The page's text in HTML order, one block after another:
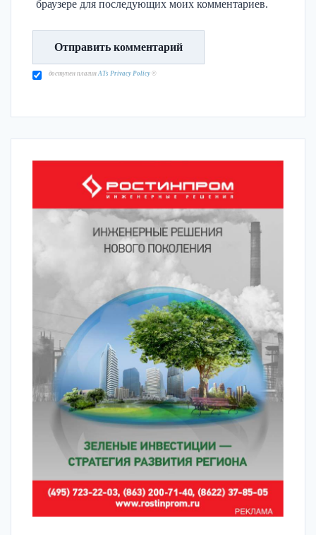
браузере для последующих моих комментариев.
доступен плагин ATs Privacy Policy ©